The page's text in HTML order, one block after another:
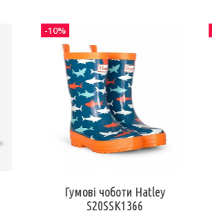
Гумові чоботи Hatley
S20SSK1366
-10%